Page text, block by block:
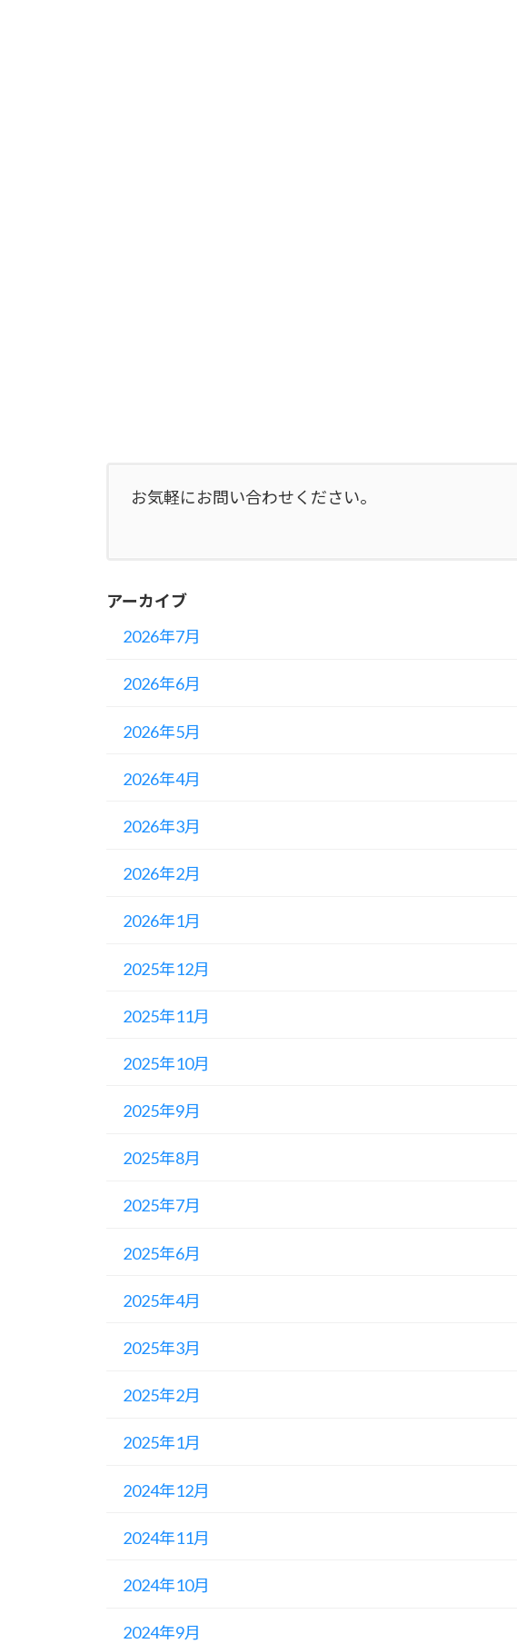
お気軽にお問い合わせください。
アーカイブ
2026年7月
2026年6月
2026年5月
2026年4月
2026年3月
2026年2月
2026年1月
2025年12月
2025年11月
2025年10月
2025年9月
2025年8月
2025年7月
2025年6月
2025年4月
2025年3月
2025年2月
2025年1月
2024年12月
2024年11月
2024年10月
2024年9月